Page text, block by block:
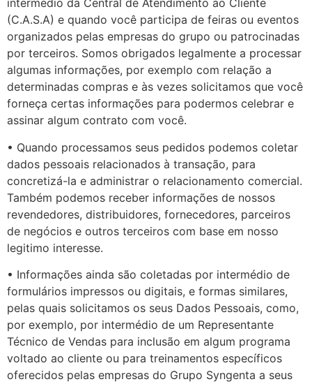
intermédio da Central de Atendimento ao Cliente
(C.A.S.A) e quando você participa de feiras ou eventos
organizados pelas empresas do grupo ou patrocinadas
por terceiros. Somos obrigados legalmente a processar
algumas informações, por exemplo com relação a
determinadas compras e às vezes solicitamos que você
forneça certas informações para podermos celebrar e
assinar algum contrato com você.
• Quando processamos seus pedidos podemos coletar
dados pessoais relacionados à transação, para
concretizá-la e administrar o relacionamento comercial.
Também podemos receber informações de nossos
revendedores, distribuidores, fornecedores, parceiros
de negócios e outros terceiros com base em nosso
legitimo interesse.
• Informações ainda são coletadas por intermédio de
formulários impressos ou digitais, e formas similares,
pelas quais solicitamos os seus Dados Pessoais, como,
por exemplo, por intermédio de um Representante
Técnico de Vendas para inclusão em algum programa
voltado ao cliente ou para treinamentos específicos
oferecidos pelas empresas do Grupo Syngenta a seus